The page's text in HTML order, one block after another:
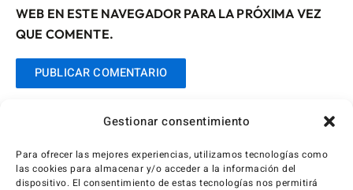
Gestionar consentimiento
Para ofrecer las mejores experiencias, utilizamos tecnologías como
las cookies para almacenar y/o acceder a la información del
dispositivo. El consentimiento de estas tecnologías nos permitirá
WEB EN ESTE NAVEGADOR PARA LA PRÓXIMA VEZ
QUE COMENTE.